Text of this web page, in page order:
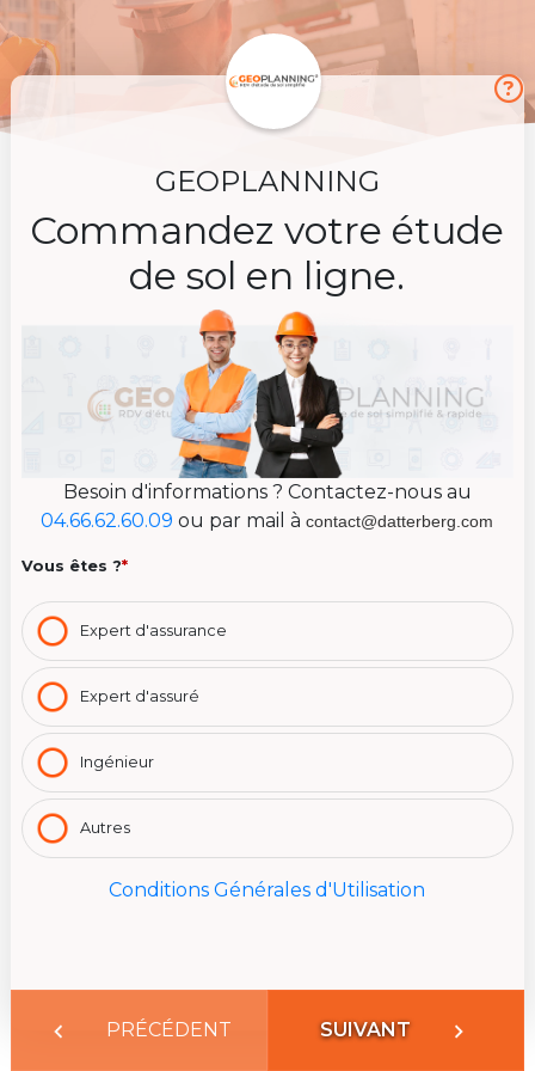
GEOPLANNING
Commandez votre étude
de sol en ligne.
Besoin d'informations ? Contactez-nous au
04.66.62.60.09 ou par mail àcontact@datterberg.com
Vous êtes ?*
Expert d'assurance
Expert d'assuré
Ingénieur
Autres
Conditions Générales d'Utilisation
PRÉCÉDENT SUIVANT